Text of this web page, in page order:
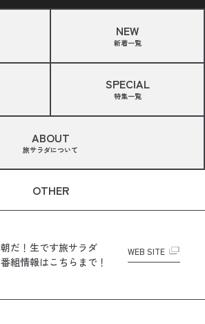
NEW
新着一覧
SPECIAL
特集一覧
ABOUT
旅サラダについて
OTHER
朝だ！生です旅サラダ
番組情報はこちらまで！
WEB SITE